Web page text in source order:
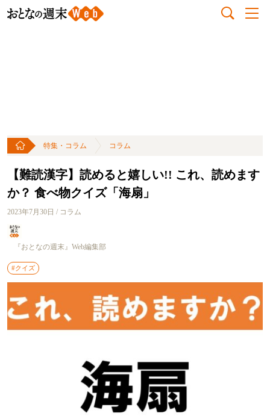
特集・コラム コラム
【難読漢字】読めると嬉しい!! これ、読めます
か？ 食べ物クイズ「海扇」
2023年7月30日 / コラム
『おとなの週末』Web編集部
#クイズ